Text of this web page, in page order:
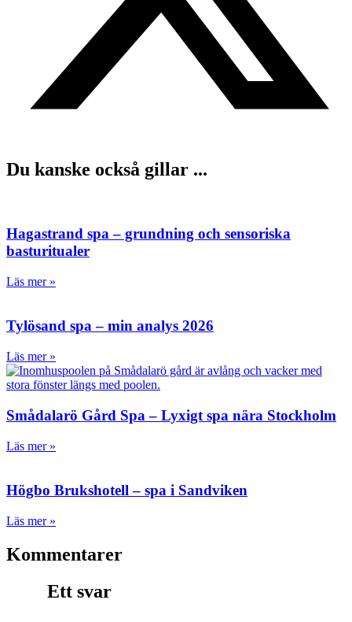
Du kanske också gillar ...
Hagastrand spa – grundning och sensoriska
basturitualer
Läs mer »
Tylösand spa – min analys 2026
Läs mer »
Smådalarö Gård Spa – Lyxigt spa nära Stockholm
Läs mer »
Högbo Brukshotell – spa i Sandviken
Läs mer »
Kommentarer
Ett svar